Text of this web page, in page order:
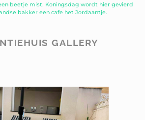
beetje mist. Koningsdag wordt hier gevierd
bakker een cafe het Jordaantje.
GALLERY